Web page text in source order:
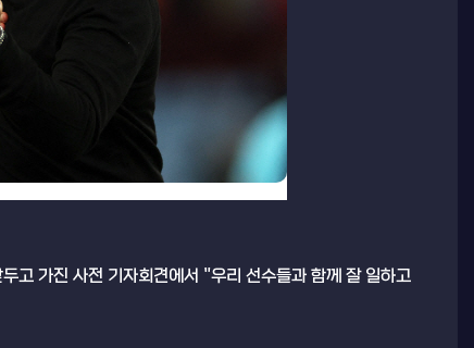
고 가진 사전 기자회견에서 "우리 선수들과 함께 잘 일하고